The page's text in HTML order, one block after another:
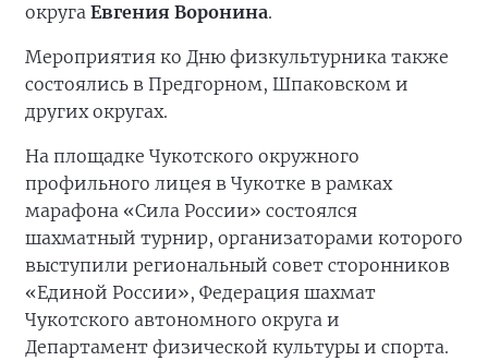
округа Евгения Воронина.
Мероприятия ко Дню физкультурника также
состоялись в Предгорном, Шпаковском и
других округах.
На площадке Чукотского окружного
профильного лицея в Чукотке в рамках
марафона «Сила России» состоялся
шахматный турнир, организаторами которого
выступили региональный совет сторонников
«Единой России», Федерация шахмат
Чукотского автономного округа и
Департамент физической культуры и спорта.